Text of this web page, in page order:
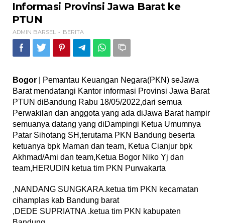
Informasi
Provinsi
Barat
ke
PTUN
Informasi Provinsi Jawa Barat ke
PTUN
ADMIN BARSEL - BERITA
Bogor | Pemantau Keuangan Negara(PKN) seJawa
Barat mendatangi Kantor informasi Provinsi Jawa Barat
PTUN diBandung Rabu 18/05/2022,dari semua
Perwakilan dan anggota yang ada diJawa Barat hampir
semuanya datang yang diDampingi Ketua Umumnya
Patar Sihotang SH,terutama PKN Bandung beserta
ketuanya bpk Maman dan team, Ketua Cianjur bpk
Akhmad/Ami dan team,Ketua Bogor Niko Yj dan
team,HERUDIN ketua tim PKN Purwakarta
,NANDANG SUNGKARA.ketua tim PKN kecamatan
cihamplas kab Bandung barat
,DEDE SUPRIATNA .ketua tim PKN kabupaten